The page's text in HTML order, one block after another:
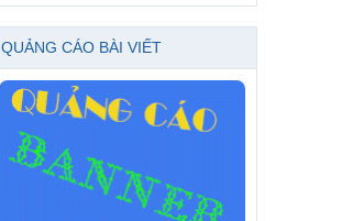
QUẢNG CÁO BÀI VIẾT